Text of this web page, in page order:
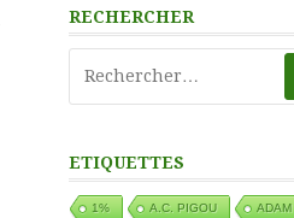
RECHERCHER
ETIQUETTES
1% A.C. PIGOU ADAM